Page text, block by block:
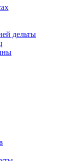
дельты